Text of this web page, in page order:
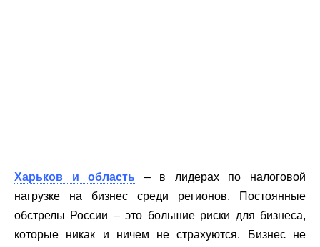
Харьков и область – в лидерах по налоговой
нагрузке на бизнес среди регионов. Постоянные
обстрелы России – это большие риски для бизнеса,
которые никак и ничем не страхуются. Бизнес не